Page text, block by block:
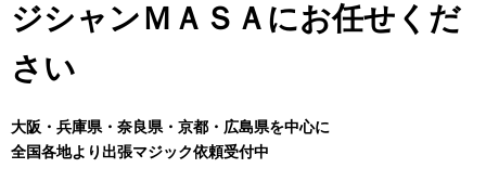
ジシャンＭＡＳＡにお任せくだ
さい
大阪・兵庫県・奈良県・京都・広島県を中心に
全国各地より出張マジック依頼受付中